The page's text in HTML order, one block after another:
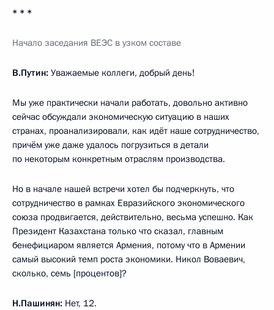
* * *
Начало заседания ВЕЭС в узком составе
В.Путин: Уважаемые коллеги, добрый день!
Мы уже практически начали работать, довольно активно
сейчас обсуждали экономическую ситуацию в наших
странах, проанализировали, как идёт наше сотрудничество,
причём уже даже удалось погрузиться в детали
по некоторым конкретным отраслям производства.
Но в начале нашей встречи хотел бы подчеркнуть, что
сотрудничество в рамках Евразийского экономического
союза продвигается, действительно, весьма успешно. Как
Президент Казахстана только что сказал, главным
бенефициаром является Армения, потому что в Армении
самый высокий темп роста экономики. Никол Воваевич,
сколько, семь [процентов]?
Н.Пашинян: Нет, 12.